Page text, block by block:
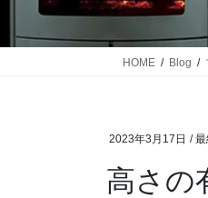
HOME Blog
2023年3月17日 /
高さの